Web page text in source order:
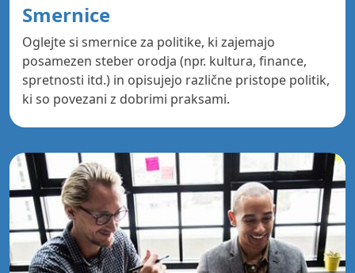
Smernice
Oglejte si smernice za politike, ki zajemajo
posamezen steber orodja (npr. kultura, finance,
spretnosti itd.) in opisujejo različne pristope politik,
ki so povezani z dobrimi praksami.